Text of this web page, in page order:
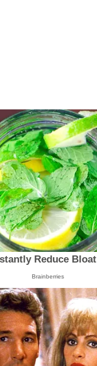
Reduce Bloat
Brainberries